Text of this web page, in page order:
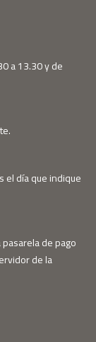
a 13.30 y de
el día que indique
de pago
de la